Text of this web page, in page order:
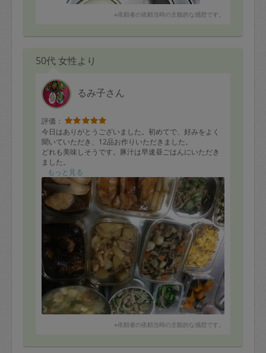
※依頼者の依頼当時の主観的な感想です。
50代 女性より
るみ子さん
評価：
今日はありがとうございました。初めてで、好みをよく
聞いていただき、12品お作りいただきました。
どれも美味しそうです。豚汁は早速昼ごはんにいただき
ました。
普通に美味しいです。珍しさはないのですが、最初から
すでに口に馴染んでいます。
また、よろしくお願いします
もっと見る
※依頼者の依頼当時の主観的な感想です。